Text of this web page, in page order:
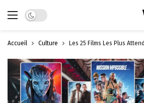
Dark mode
Accueil Culture Les 25 Films Les Plus